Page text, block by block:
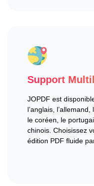
Support
JOPDF est
l’anglais,
le coréen, le
chinois. Choisissez
édition PDF fluide